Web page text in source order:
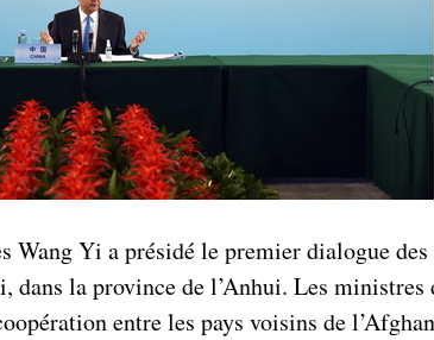
Yi a présidé le premier dialogue
la province de l’Anhui. Les ministres
entre les pays voisins de